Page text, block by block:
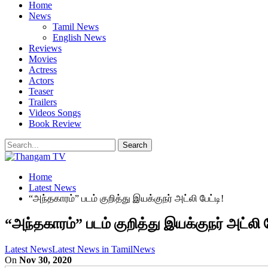
Home
News
Tamil News
English News
Reviews
Movies
Actress
Actors
Teaser
Trailers
Videos Songs
Book Review
Home
Latest News
“அந்தகாரம்” படம் குறித்து இயக்குநர் அட்லி பேட்டி!
“அந்தகாரம்” படம் குறித்து இயக்குநர் அட்லி
Latest NewsLatest News in TamilNews
On Nov 30, 2020